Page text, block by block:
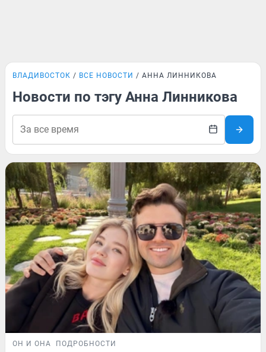
ВЛАДИВОСТОК ВСЕ НОВОСТИ АННА ЛИННИКОВА
Новости по тэгу Анна Линникова
ОН И ОНА ПОДРОБНОСТИ